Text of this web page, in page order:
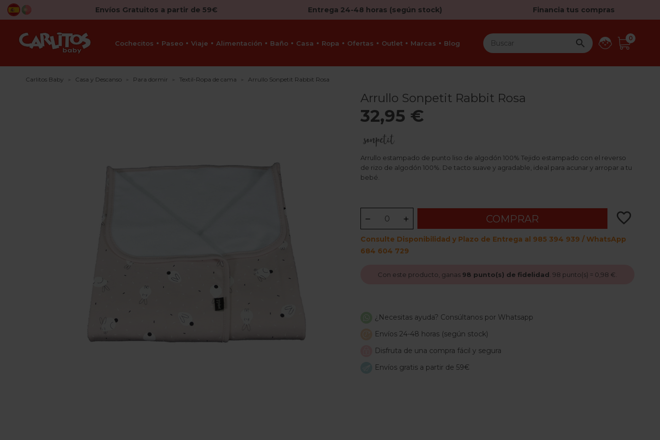
Envíos Gratuitos a partir de 59€ Entrega 24-48 horas (según stock) Financia tus compras
Cochecitos Paseo Viaje Alimentación Baño Casa Ropa Ofertas Outlet Marcas Blog  0
Carlitos Baby Casa y Descanso Para dormir Textil-Ropa de cama Arrullo Sonpetit Rabbit Rosa
Arrullo Sonpetit Rabbit Rosa
32,95 €
Arrullo estampado de punto liso de algodón 100% Tejido estampado con el reverso
de rizo de algodón 100%. De tacto suave y agradable, ideal para acunar y arropar a tu
bebé.
COMPRAR favorite_border
Consulte Disponibilidad y Plazo de Entrega al 985 394 939 / WhatsApp
684 604 729
Con este producto, ganas 98 punto(s) de fidelidad 98 punto(s) = 0,98 €
¿Necesitas ayuda? Consúltanos por Whatsapp
Envíos 24-48 horas (según stock)
Disfruta de una compra fácil y segura
Envíos gratis a partir de 59€